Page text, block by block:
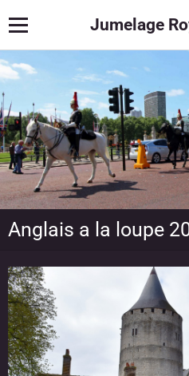
Jumelage
Anglais a la loupe